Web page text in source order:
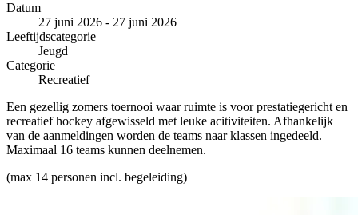
Datum
27 juni 2026 - 27 juni 2026
Leeftijdscategorie
Jeugd
Categorie
Recreatief
Een gezellig zomers toernooi waar ruimte is voor prestatiegericht en
recreatief hockey afgewisseld met leuke acitiviteiten. Afhankelijk
van de aanmeldingen worden de teams naar klassen ingedeeld.
Maximaal 16 teams kunnen deelnemen.
(max 14 personen incl. begeleiding)